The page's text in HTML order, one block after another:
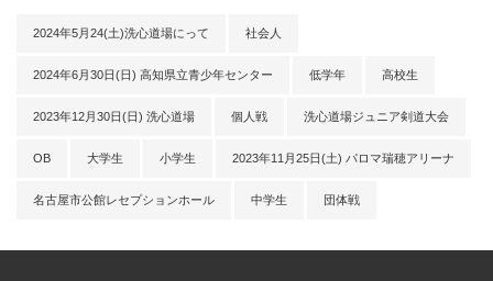
2024年5月24(土)洗心道場にって 社会人
2024年6月30日(日) 高知県立青少年センター 低学年 高校生
2023年12月30日(日) 洗心道場 個人戦 洗心道場ジュニア剣道大会
OB 大学生 小学生 2023年11月25日(土) パロマ瑞穂アリーナ
名古屋市公館レセプションホール 中学生 団体戦